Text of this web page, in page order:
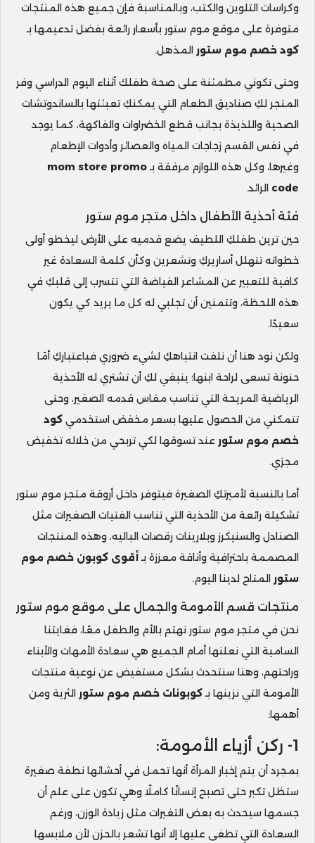
وكراسات التلوين والكتب، وبالمناسبة فإن جميع هذه المنتجات
متوفرة على موقع موم ستور بأسعار رائعة بفضل تدعيمها بـ
كود خصم موم ستور المذهل.
وحتى تكوني مطمئنة على صحة طفلك أثناء اليوم الدراسي وفر
المتجر لكِ صناديق الطعام التي يمكنكِ تعبئتها بالساندوتشات
الصحية واللذيذة بجانب قطع الخضراوات والفاكهة، كما يوجد
في نفس القسم زجاجات المياه والعصائر وأدوات الإطعام
وغيرها، وكل هذه اللوازم مرفقة بـmom store promo
code الرائد.
فئة أحذية الأطفال داخل متجر موم ستور
حين ترين طفلكِ اللطيف يضع قدميه على الأرض ليخطو أولى
خطواته تتهلل أساريركِ وتشعرين وكأن كلمة السعادة غير
كافية للتعبير عن المشاعر الفياضة التي تتسرب إلى قلبكِ في
هذه اللحظة، وتتمنين أن تجلبي له كل ما يريد كي يكون
سعيدًا.
ولكن نود هنا أن نلفت انتباهكِ لشيء ضروري فباعتباركِ أمًا
حنونة تسعى لراحة ابنها؛ ينبغي لكِ أن تشتري له الأحذية
الرياضية المريحة التي تناسب مقاس قدمه الصغير، وحتى
تتمكني من الحصول عليها بسعر مخفض استخدمي كود
خصم موم ستور عند تسوقها لكي تربحي من خلاله تخفيض
مجزي.
أما بالنسبة لأميرتكِ الصغيرة فيتوفر داخل أروقة متجر موم ستور
تشكيلة رائعة من الأحذية التي تناسب الفتيات الصغيرات مثل
الصنادل والسنيكرز وبلارينات رقصات الباليه، وهذه المنتجات
المصممة باحترافية وأناقة معززة بـأقوى كوبون خصم موم
ستور المتاح لدينا اليوم.
منتجات قسم الأمومة والجمال على موقع موم ستور
نحن في متجر موم ستور نهتم بالأم والطفل معًا، فغايتنا
السامية التي نعلنها أمام الجميع هي سعادة الأمهات والأبناء
وراحتهم، وهنا سنتحدث بشكل مستفيض عن نوعية منتجات
الأمومة التي نزينها بـكوبونات خصم موم ستور الثرية ومن
أهمها:
1- ركن أزياء الأمومة:
بمجرد أن يتم إخبار المرأة أنها تحمل في أحشائها نطفة صغيرة
ستظل تكبر حتى تصبح إنسانًا كاملًا وهي تكون على علم أن
جسمها سيحدث به بعض التغيرات مثل زيادة الوزن، ورغم
السعادة التي تطغى عليها إلا أنها تشعر بالحزن لأن ملابسها